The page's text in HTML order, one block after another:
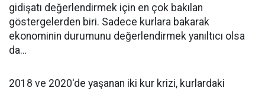
gidişatı değerlendirmek için en çok bakılan
göstergelerden biri. Sadece kurlara bakarak
ekonominin durumunu değerlendirmek yanıltıcı olsa
da…
2018 ve 2020'de yaşanan iki kur krizi, kurlardaki